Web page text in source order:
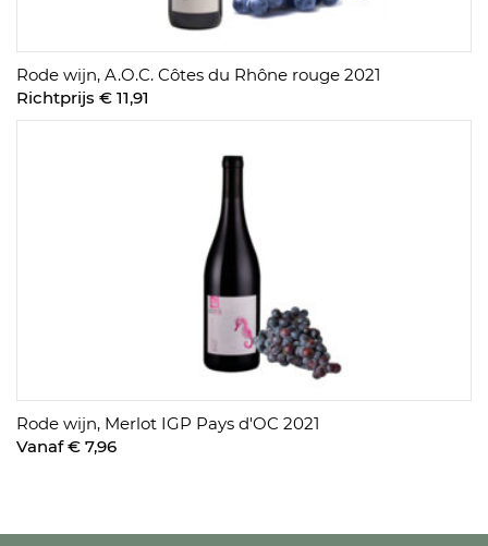
Rode wijn, A.O.C. Côtes du Rhône rouge 2021
Richtprijs € 11,91
Rode wijn, Merlot IGP Pays d'OC 2021
Vanaf € 7,96